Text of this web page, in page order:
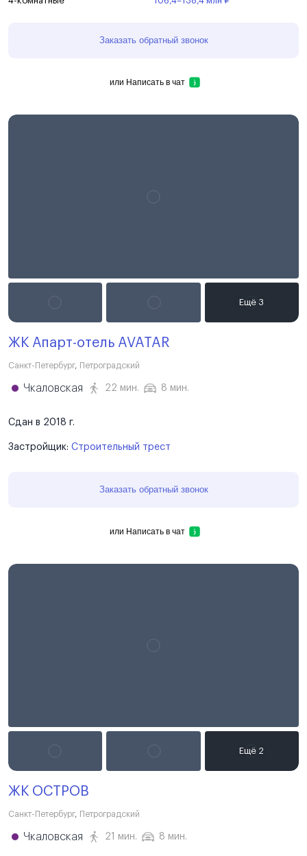
Заказать обратный звонок
или Написать в чат
ЖК Апарт-отель AVATAR
Санкт-Петербург, Петроградский
Чкаловская 22 мин. 8 мин.
Сдан в 2018 г.
Застройщик: Строительный трест
Заказать обратный звонок
или Написать в чат
ЖК ОСТРОВ
Санкт-Петербург, Петроградский
Чкаловская 21 мин. 8 мин.